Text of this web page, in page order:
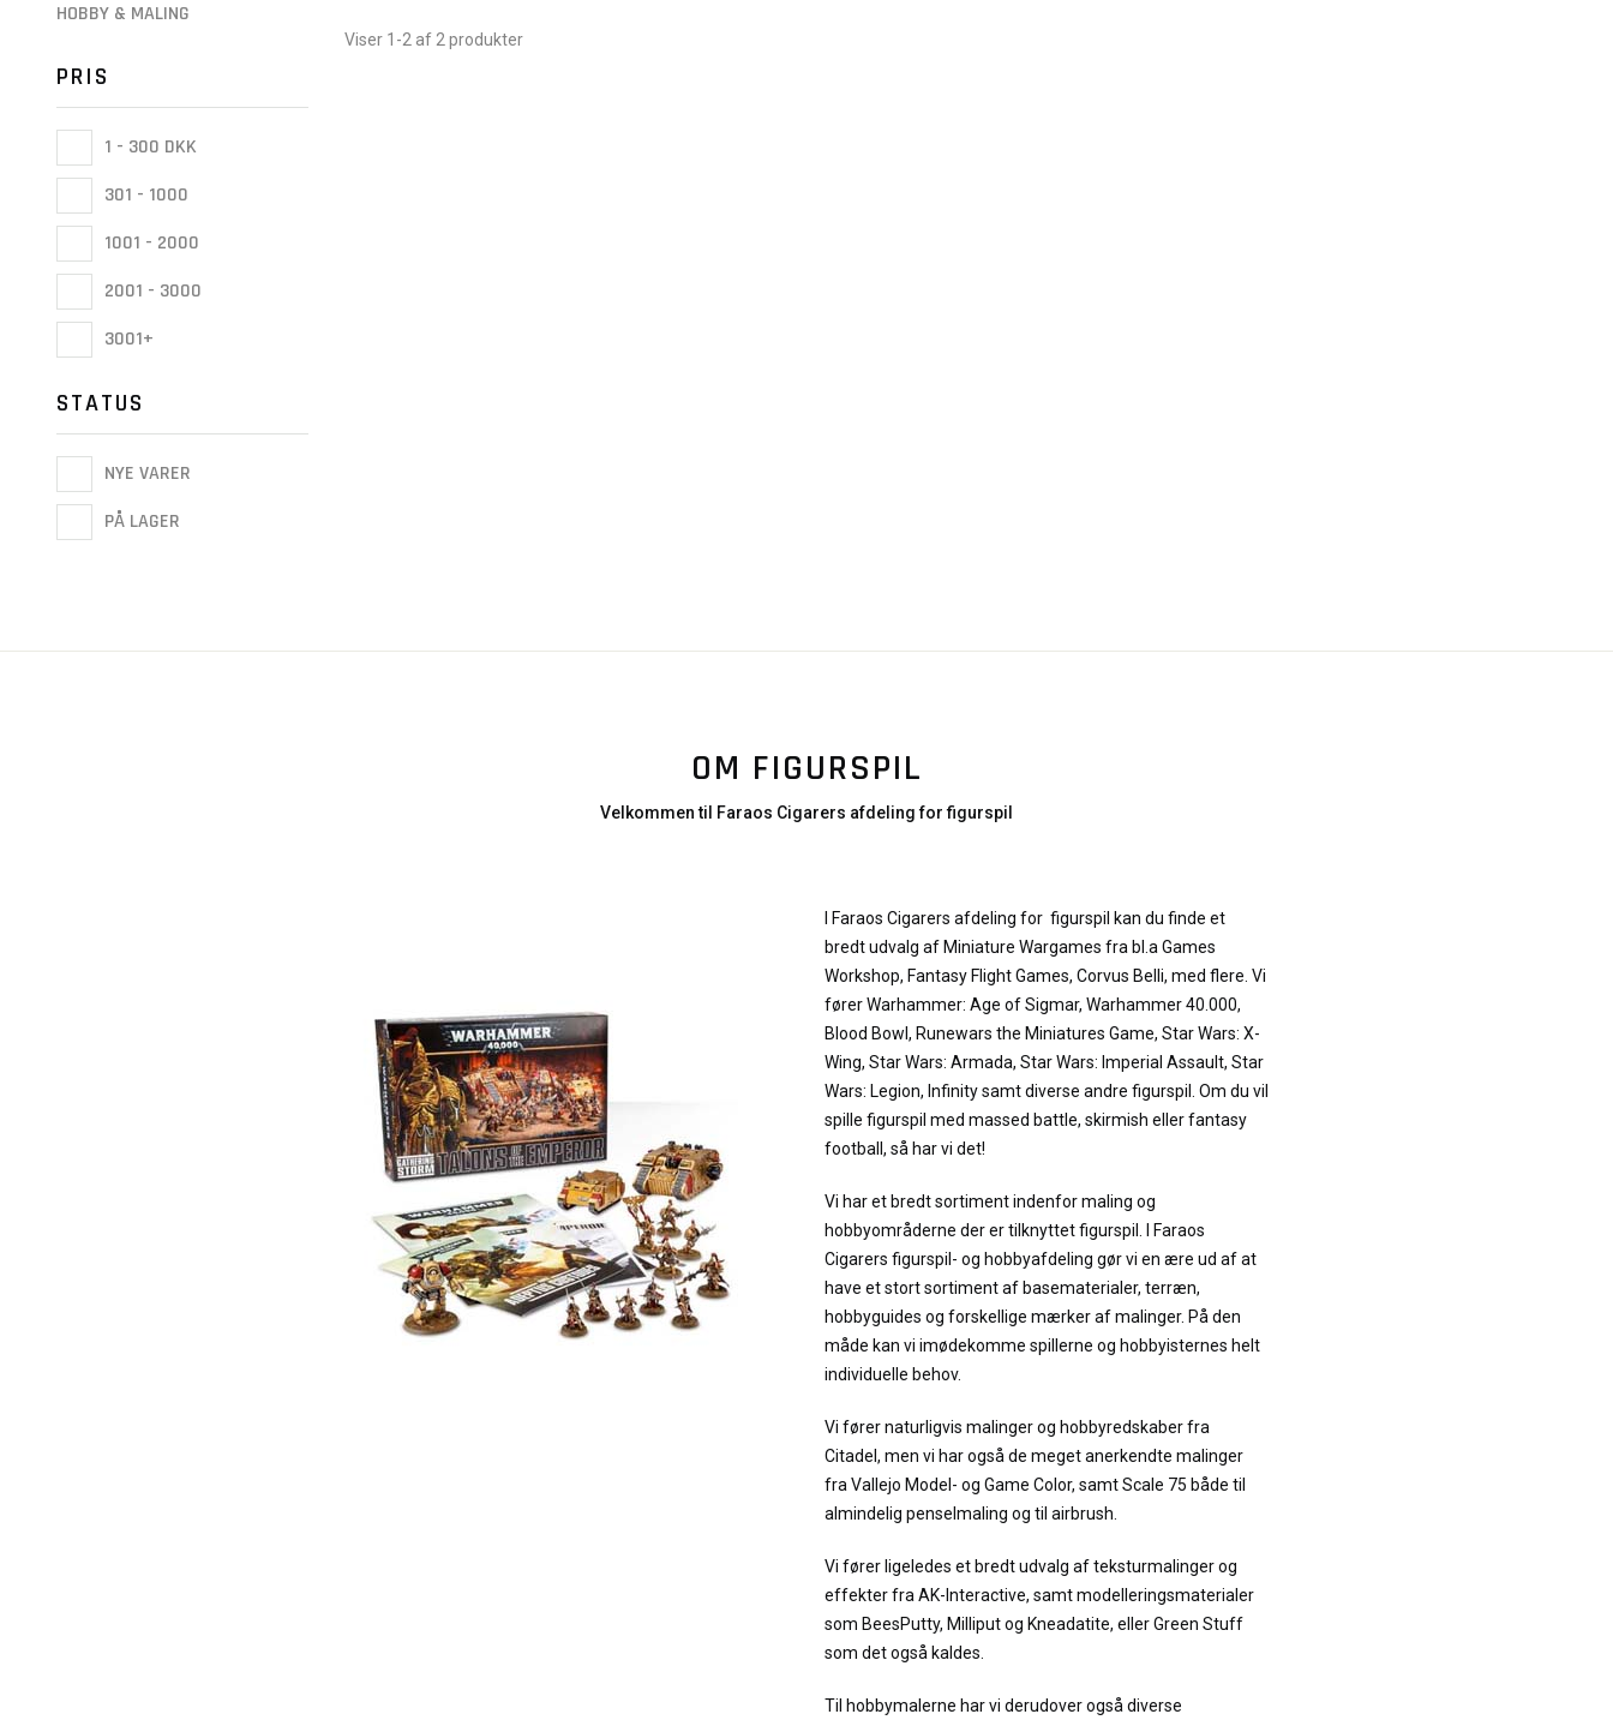
HOBBY & MALING
PRIS
1 - 300 DKK
301 - 1000
1001 - 2000
2001 - 3000
3001+
STATUS
NYE VARER
PÅ LAGER
Viser 1-2 af 2 produkter
OM FIGURSPIL
Velkommen til Faraos Cigarers afdeling for figurspil
I Faraos Cigarers afdeling for figurspil kan du finde et
bredt udvalg af Miniature Wargames fra bl.a Games
Workshop, Fantasy Flight Games, Corvus Belli, med flere. Vi
fører Warhammer: Age of Sigmar, Warhammer 40.000,
Blood Bowl, Runewars the Miniatures Game, Star Wars: X-
Wing, Star Wars: Armada, Star Wars: Imperial Assault, Star
Wars: Legion, Infinity samt diverse andre figurspil. Om du vil
spille figurspil med massed battle, skirmish eller fantasy
football, så har vi det!
Vi har et bredt sortiment indenfor maling og
hobbyområderne der er tilknyttet figurspil. I Faraos
Cigarers figurspil- og hobbyafdeling gør vi en ære ud af at
have et stort sortiment af basematerialer, terræn,
hobbyguides og forskellige mærker af malinger. På den
måde kan vi imødekomme spillerne og hobbyisternes helt
individuelle behov.
Vi fører naturligvis malinger og hobbyredskaber fra
Citadel, men vi har også de meget anerkendte malinger
fra Vallejo Model- og Game Color, samt Scale 75 både til
almindelig penselmaling og til airbrush.
Vi fører ligeledes et bredt udvalg af teksturmalinger og
effekter fra AK-Interactive, samt modelleringsmaterialer
som BeesPutty, Milliput og Kneadatite, eller Green Stuff
som det også kaldes.
Til hobbymalerne har vi derudover også diverse